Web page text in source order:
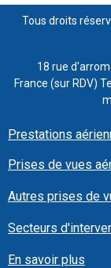
Tous droits
18 rue
France (sur RDV)
Prestations
Prises de vues
Autres prises de
Secteurs
En savoir plus